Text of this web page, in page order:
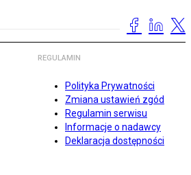
REGULAMIN
Polityka Prywatności
Zmiana ustawień zgód
Regulamin serwisu
Informacje o nadawcy
Deklaracja dostępności